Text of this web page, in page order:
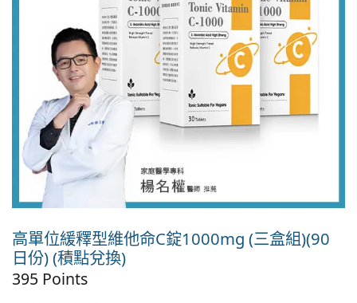
高單位緩釋型維他命C錠1000mg (三盒組)(90
日份) (積點兌換)
395 Points